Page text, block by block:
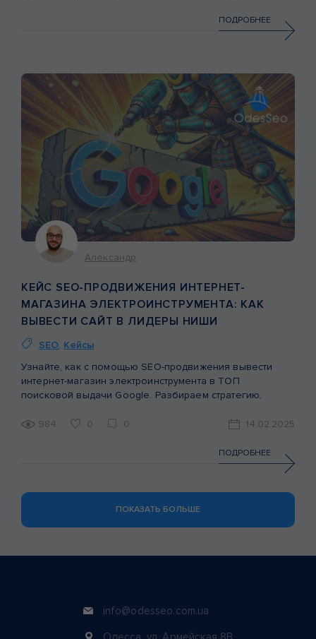
приходят за уникальной атмосферой, релаксацией,
восстановлением и духовными практиками. На момент
ПОДРОБНЕЕ
Александр
КЕЙС SEO-ПРОДВИЖЕНИЯ ИНТЕРНЕТ-
МАГАЗИНА ЭЛЕКТРОИНСТРУМЕНТА: КАК
ВЫВЕСТИ САЙТ В ЛИДЕРЫ НИШИ
SEO, Кейсы
Узнайте, как с помощью SEO-продвижения вывести
интернет-магазин электроинструмента в ТОП
поисковой выдачи Google. Разбираем стратегию,
984
0 0 14.02.2025
ПОДРОБНЕЕ
ПОКАЗАТЬ БОЛЬШЕ
info@odesseo.com.ua